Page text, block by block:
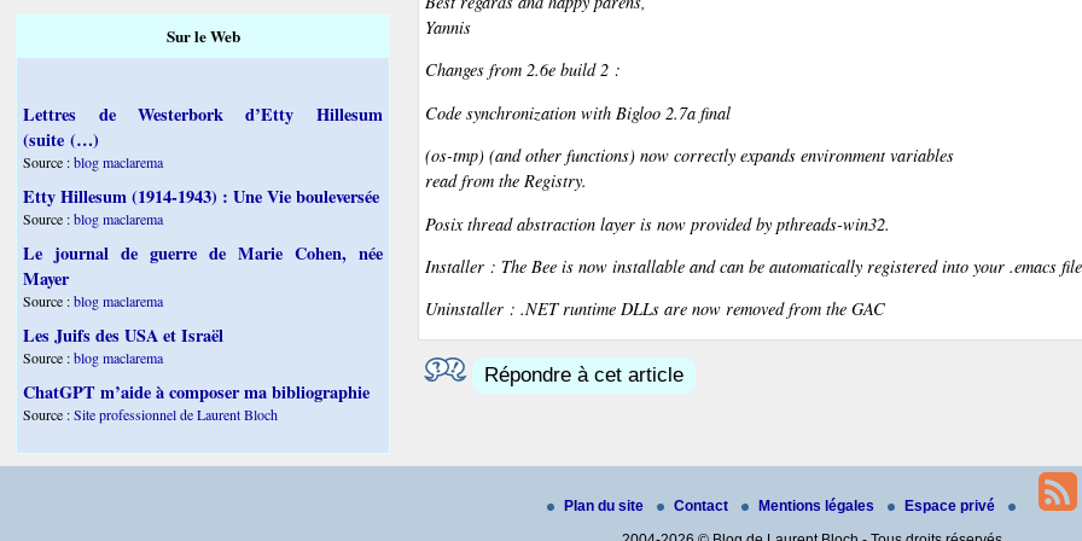
Yannis
Changes from 2.6e build 2 :
Code synchronization with Bigloo 2.7a final
(os-tmp) (and other functions) now correctly expands environment variables
read from the Registry.
Posix thread abstraction layer is now provided by pthreads-win32.
Installer : The Bee is now installable and can be automatically registered into your .emacs
Uninstaller : .NET runtime DLLs are now removed from the GAC
Répondre à cet article
Sur le Web
Lettres de Westerbork d’Etty Hillesum
(suite (…)
Source :blog maclarema
Etty Hillesum (1914-1943) : Une Vie bouleversée
Source :blog maclarema
Le journal de guerre de Marie Cohen, née
Mayer
Source :blog maclarema
Les Juifs des USA et Israël
Source :blog maclarema
ChatGPT m’aide à composer ma bibliographie
Source :Site professionnel de Laurent Bloch
Plan du site Contact Mentions légales
Espace privé